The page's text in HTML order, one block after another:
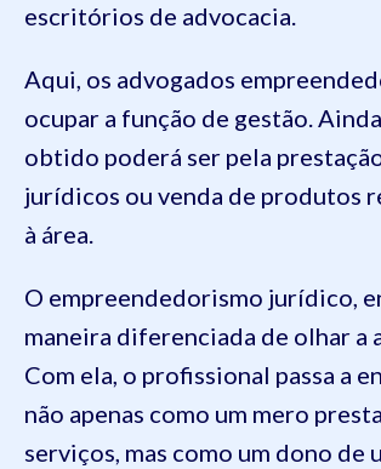
escritórios de advocacia.
Aqui, os advogados
ocupar a função de gestão.
obtido poderá ser pela
jurídicos ou venda de produtos
à área.
O empreendedorismo jurídico,
maneira diferenciada de olhar a
Com ela, o profissional passa a
não apenas como um mero
serviços, mas como um dono de